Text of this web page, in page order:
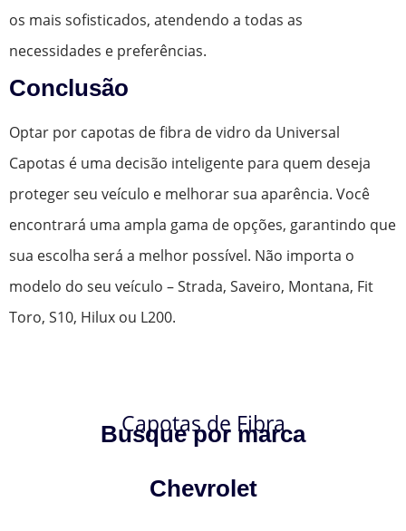
os mais sofisticados, atendendo a todas as
necessidades e preferências.
Conclusão
Optar por capotas de fibra de vidro da Universal
Capotas é uma decisão inteligente para quem deseja
proteger seu veículo e melhorar sua aparência. Você
encontrará uma ampla gama de opções, garantindo que
sua escolha será a melhor possível. Não importa o
modelo do seu veículo – Strada, Saveiro, Montana, Fit
Toro, S10, Hilux ou L200.
Capotas de Fibra
Busque por marca
Chevrolet